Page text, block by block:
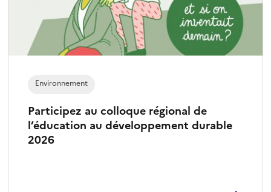
Participez au colloque régional de
l’éducation au développement durable
2026
Environnement